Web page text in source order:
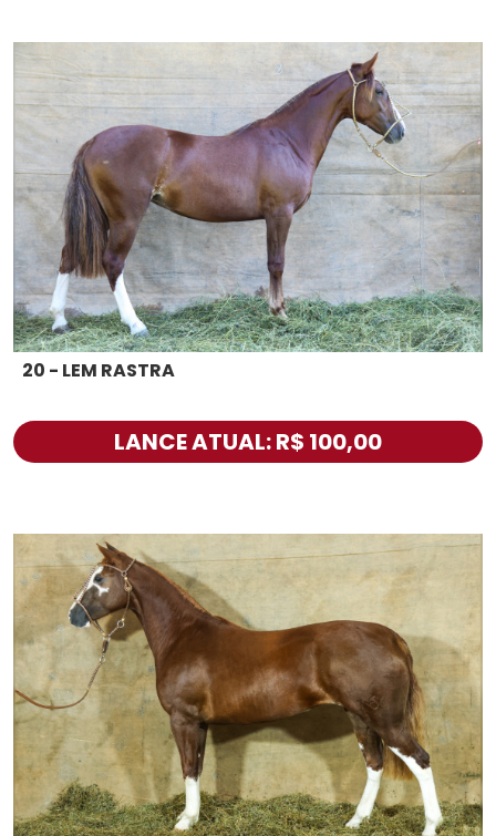
20 - LEM RASTRA
LANCE ATUAL: R$ 100,00